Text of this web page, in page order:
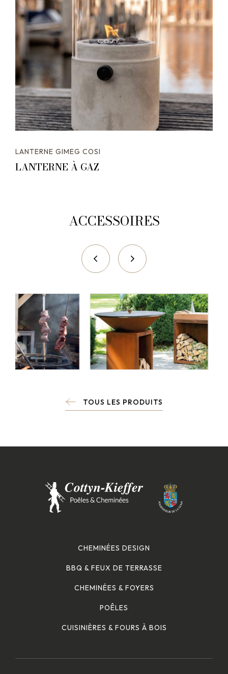
LANTERNE GIMEG COSI
LANTERNE À GAZ
ACCESSOIRES
TOUS LES PRODUITS
CHEMINÉES DESIGN
BBQ & FEUX DE TERRASSE
CHEMINÉES & FOYERS
POÊLES
CUISINIÈRES & FOURS À BOIS